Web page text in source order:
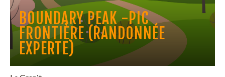
BOUNDARY PEAK -PIC
FRONTIÈRE (RANDONNÉE
EXPERTE)